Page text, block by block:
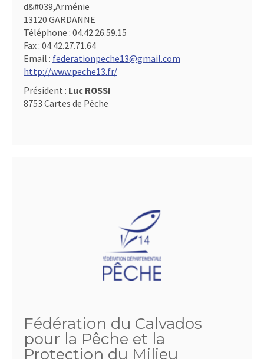
d&#039,Arménie
13120 GARDANNE
Téléphone : 04.42.26.59.15
Fax : 04.42.27.71.64
Email : federationpeche13@gmail.com
http://www.peche13.fr/
Président : Luc ROSSI
8753 Cartes de Pêche
Fédération du Calvados
pour la Pêche et la
Protection du Milieu